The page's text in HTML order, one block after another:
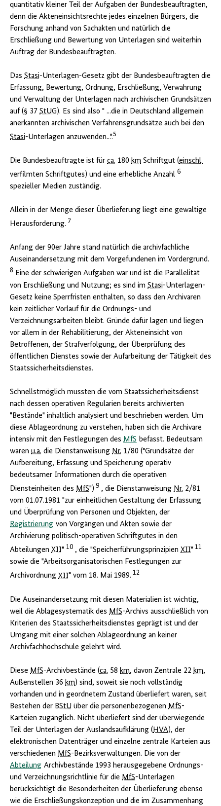
quantitativ kleiner Teil der Aufgaben der Bundesbeauftragten,
denn die Akteneinsichtsrechte jedes einzelnen Bürgers, die
Forschung anhand von Sachakten und natürlich die
Erschließung und Bewertung von Unterlagen sind weiterhin
Auftrag der Bundesbeauftragten.
Das Stasi-Unterlagen-Gesetz gibt der Bundesbeauftragten die
Erfassung, Bewertung, Ordnung, Erschließung, Verwahrung
und Verwaltung der Unterlagen nach archivischen Grundsätzen
auf (§ 37 StUG). Es sind also " ...die in Deutschland allgemein
anerkannten archivischen Verfahrensgrundsätze auch bei den
Stasi-Unterlagen anzuwenden...".5
Die Bundesbeauftragte ist für ca. 180 km Schriftgut (einschl.
verfilmten Schriftgutes) und eine erhebliche Anzahl 6
spezieller Medien zuständig.
Allein in der Menge dieser Überlieferung liegt eine gewaltige
Herausforderung. 7
Anfang der 90er Jahre stand natürlich die archivfachliche
Auseinandersetzung mit dem Vorgefundenen im Vordergrund.
8 Eine der schwierigen Aufgaben war und ist die Parallelität
von Erschließung und Nutzung; es sind im Stasi-Unterlagen-
Gesetz keine Sperrfristen enthalten, so dass den Archivaren
kein zeitlicher Vorlauf für die Ordnungs- und
Verzeichnungsarbeiten bleibt. Gründe dafür lagen und liegen
vor allem in der Rehabilitierung, der Akteneinsicht von
Betroffenen, der Strafverfolgung, der Überprüfung des
öffentlichen Dienstes sowie der Aufarbeitung der Tätigkeit des
Staatssicherheitsdienstes.
Schnellstmöglich mussten die vom Staatssicherheitsdienst
nach dessen operativen Regularien bereits archivierten
"Bestände" inhaltlich analysiert und beschrieben werden. Um
diese Ablageordnung zu verstehen, haben sich die Archivare
intensiv mit den Festlegungen des MfS befasst. Bedeutsam
waren u.a. die Dienstanweisung Nr. 1/80 ("Grundsätze der
Aufbereitung, Erfassung und Speicherung operativ
bedeutsamer Informationen durch die operativen
Diensteinheiten des MfS") 9 , die Dienstanweisung Nr. 2/81
vom 01.07.1981 "zur einheitlichen Gestaltung der Erfassung
und Überprüfung von Personen und Objekten, der
Registrierung von Vorgängen und Akten sowie der
Archivierung politisch-operativen Schriftgutes in den
Abteilungen XII" 10 , die "Speicherführungsprinzipien XII" 11
sowie die "Arbeitsorganisatorischen Festlegungen zur
Archivordnung XII" vom 18. Mai 1989. 12
Die Auseinandersetzung mit diesen Materialien ist wichtig,
weil die Ablagesystematik des MfS-Archivs ausschließlich von
Kriterien des Staatssicherheitsdienstes geprägt ist und der
Umgang mit einer solchen Ablageordnung an keiner
Archivfachhochschule gelehrt wird.
Diese MfS-Archivbestände (ca. 58 km, davon Zentrale 22 km,
Außenstellen 36 km) sind, soweit sie noch vollständig
vorhanden und in geordnetem Zustand überliefert waren, seit
Bestehen der BStU über die personenbezogenen MfS-
Karteien zugänglich. Nicht überliefert sind der überwiegende
Teil der Unterlagen der Auslandsaufklärung ( HVA), der
elektronischen Datenträger und einzelne zentrale Karteien aus
verschiedenen MfS-Bezirksverwaltungen. Die von der
Abteilung Archivbestände 1993 herausgegebene Ordnungs-
und Verzeichnungsrichtlinie für die MfS-Unterlagen
berücksichtigt die Besonderheiten der Überlieferung ebenso
wie die Erschließungskonzeption und die im Zusammenhang